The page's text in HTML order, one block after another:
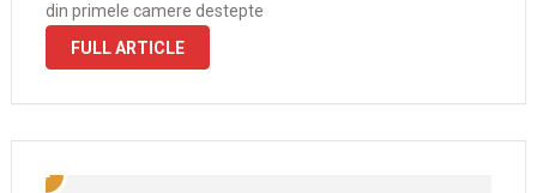
din primele camere destepte
FULL ARTICLE